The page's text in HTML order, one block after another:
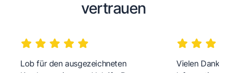
vertrauen
Lob für den ausgezeichneten
Vielen Dank